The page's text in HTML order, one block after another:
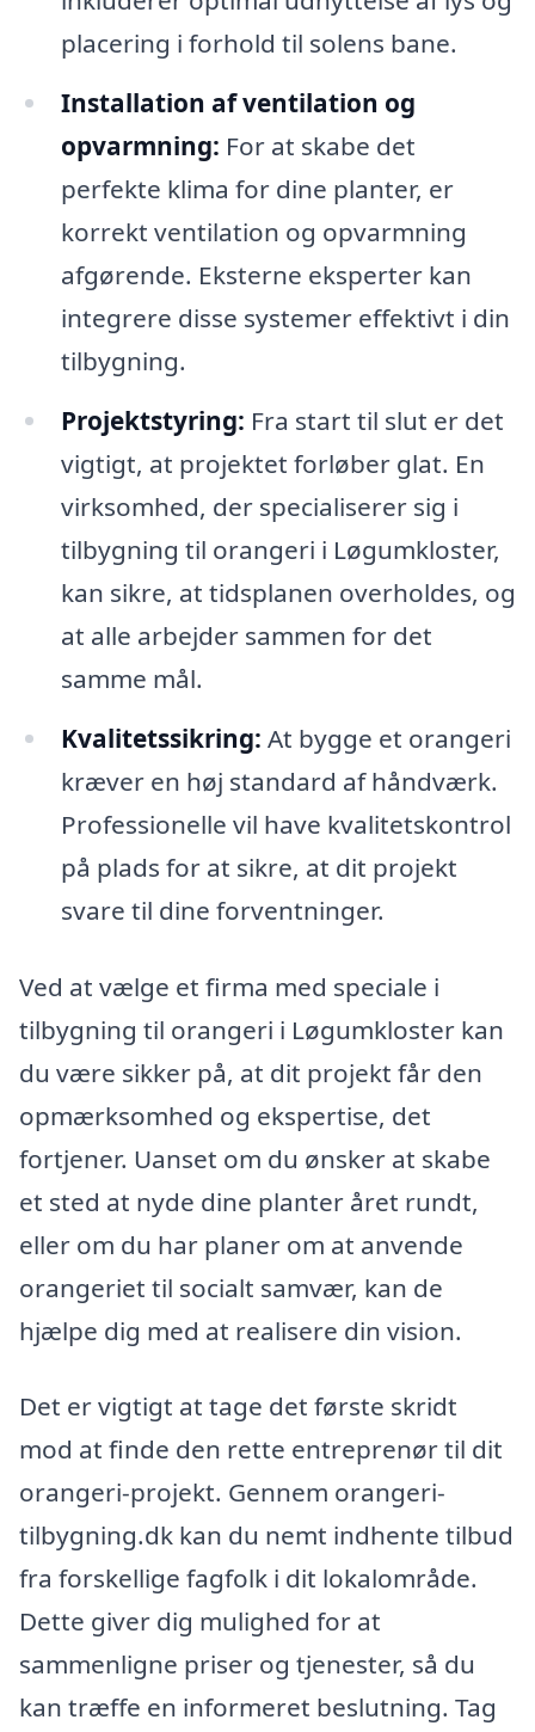
placering i forhold til solens bane.
Installation af ventilation og
opvarmning: For at skabe det
perfekte klima for dine planter, er
korrekt ventilation og opvarmning
afgørende. Eksterne eksperter kan
integrere disse systemer effektivt i din
tilbygning.
Projektstyring: Fra start til slut er det
vigtigt, at projektet forløber glat. En
virksomhed, der specialiserer sig i
tilbygning til orangeri i Løgumkloster,
kan sikre, at tidsplanen overholdes, og
at alle arbejder sammen for det
samme mål.
Kvalitetssikring: At bygge et orangeri
kræver en høj standard af håndværk.
Professionelle vil have kvalitetskontrol
på plads for at sikre, at dit projekt
svare til dine forventninger.
Ved at vælge et firma med speciale i
tilbygning til orangeri i Løgumkloster kan
du være sikker på, at dit projekt får den
opmærksomhed og ekspertise, det
fortjener. Uanset om du ønsker at skabe
et sted at nyde dine planter året rundt,
eller om du har planer om at anvende
orangeriet til socialt samvær, kan de
hjælpe dig med at realisere din vision.
Det er vigtigt at tage det første skridt
mod at finde den rette entreprenør til dit
orangeri-projekt. Gennem orangeri-
tilbygning.dk kan du nemt indhente tilbud
fra forskellige fagfolk i dit lokalområde.
Dette giver dig mulighed for at
sammenligne priser og tjenester, så du
kan træffe en informeret beslutning. Tag